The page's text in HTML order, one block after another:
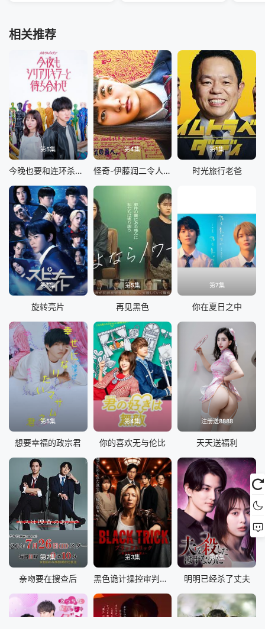
相关推荐
第5集
今晚也要和连环杀手约会
第4集
怪奇-伊藤润二令人彻夜难眠的奇异故事
第1集
时光旅行老爸
第6集
旋转亮片
第5集
再见黑色
第7集
你在夏日之中
第5集
想要幸福的政宗君
第4集
你的喜欢无与伦比
注册送8888
天天送福利
第2集
亲吻要在搜查后
第3集
黑色诡计操控审判的辩护人
第5集
明明已经杀了丈夫